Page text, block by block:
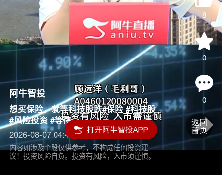
8
0
0
阿牛智投
想买保险，就等科技股跌#保险 #科技股
#风险投资 #等待
2026-08-07 04:45
内容如涉及个股仅供参考，不构成任何投资建
议！投资风险自负。投资有风险，入市须谨慎。